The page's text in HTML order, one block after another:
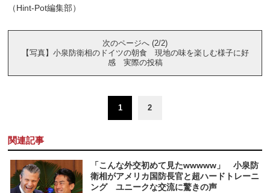
（Hint-Pot編集部）
次のページへ (2/2)
【写真】小泉防衛相のドイツの朝食 現地の味を楽しむ様子に好
感 実際の投稿
1 2
関連記事
「こんな外交初めて見たwwwww」 小泉防
衛相がアメリカ国防長官と超ハードトレーニ
ング ユニークな交流に驚きの声